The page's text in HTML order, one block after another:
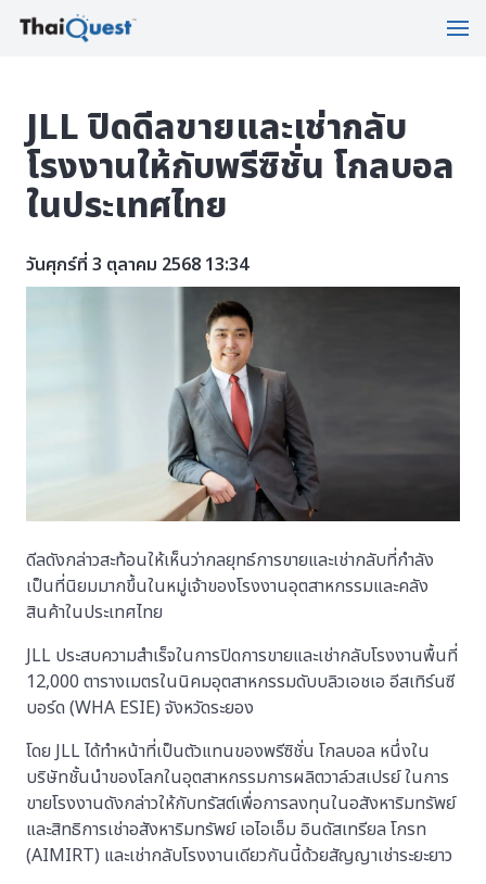
JLL ปิดดีลขายและเช่ากลับ
โรงงานให้กับพรีซิชั่น โกลบอล
ในประเทศไทย
วันศุกร์ที่ 3 ตุลาคม 2568 13:34
ดีลดังกล่าวสะท้อนให้เห็นว่ากลยุทธ์การขายและเช่ากลับที่กำลัง
เป็นที่นิยมมากขึ้นในหมู่เจ้าของโรงงานอุตสาหกรรมและคลัง
สินค้าในประเทศไทย
JLL ประสบความสำเร็จในการปิดการขายและเช่ากลับโรงงานพื้นที่
12,000 ตารางเมตรในนิคมอุตสาหกรรมดับบลิวเอชเอ อีสเทิร์นซี
บอร์ด (WHA ESIE) จังหวัดระยอง
โดย JLL ได้ทำหน้าที่เป็นตัวแทนของพรีซิชั่น โกลบอล หนึ่งใน
บริษัทชั้นนำของโลกในอุตสาหกรรมการผลิตวาล์วสเปรย์ ในการ
ขายโรงงานดังกล่าวให้กับทรัสต์เพื่อการลงทุนในอสังหาริมทรัพย์
และสิทธิการเช่าอสังหาริมทรัพย์ เอไอเอ็ม อินดัสเทรียล โกรท
(AIMIRT) และเช่ากลับโรงงานเดียวกันนี้ด้วยสัญญาเช่าระยะยาว